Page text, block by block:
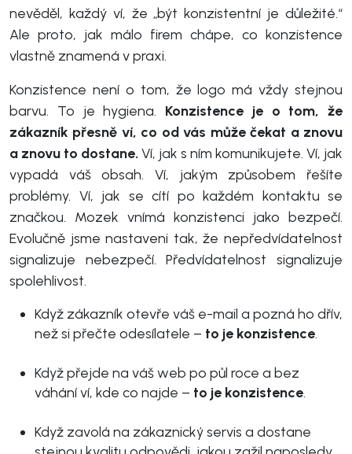
nevěděl, každý ví, že „být konzistentní je důležité.“
Ale proto, jak málo firem chápe, co konzistence
vlastně znamená v praxi.
Konzistence není o tom, že logo má vždy stejnou
barvu. To je hygiena. Konzistence je o tom, že
zákazník přesně ví, co od vás může čekat a znovu
a znovu to dostane. Ví, jak s ním komunikujete. Ví, jak
vypadá váš obsah. Ví, jakým způsobem řešíte
problémy. Ví, jak se cítí po každém kontaktu se
značkou. Mozek vnímá konzistenci jako bezpečí.
Evolučně jsme nastaveni tak, že nepředvídatelnost
signalizuje nebezpečí. Předvídatelnost signalizuje
spolehlivost.
Když zákazník otevře váš e-mail a pozná ho dřív,
než si přečte odesílatele – to je konzistence.
Když přejde na váš web po půl roce a bez
váhání ví, kde co najde – to je konzistence.
Když zavolá na zákaznický servis a dostane